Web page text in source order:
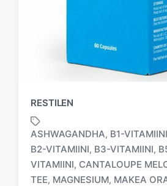
RESTILEN
ASHWAGANDHA, B1-VITAMIINI
B2-VITAMIINI, B3-VITAMIINI,
VITAMIINI, CANTALOUPE
TEE, MAGNESIUM, MAKEA